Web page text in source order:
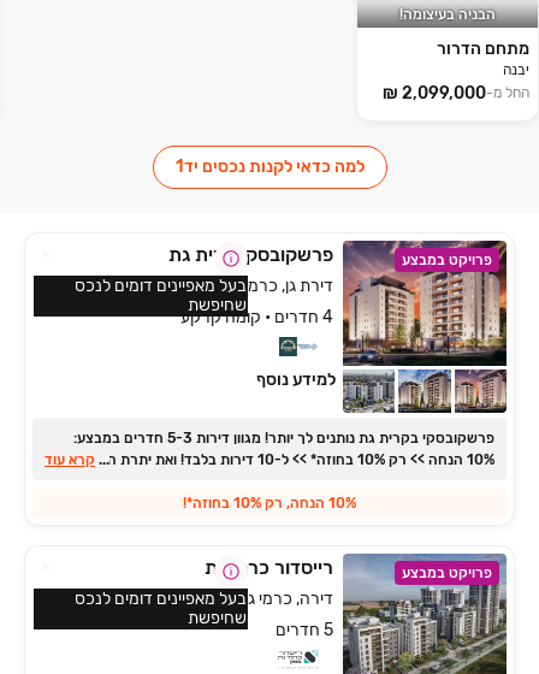
הבניה בעיצומה!
מתחם הדרור
יבנה
החל מ-
למה כדאי לקנות נכסים יד1
פרויקט במבצע פרשקובסקי קרית גת
דירת גן, כרמי גת, קרית גת
4 חדרים • קומה קרקע
למידע נוסף
פרשקובסקי בקרית גת נותנים לך יותר! מגוון דירות ‏3‏-‏5 חדרים במבצע:
‏10% הנחה >> רק ‏10% בחוזה* >> ל‏-‏10 דירות בלבד! ואת יתרת התשלום רק
... קרא עוד
10% הנחה, רק 10% בחוזה*!
בעל מאפיינים דומים לנכס
שחיפשת
פרויקט במבצע רייסדור כרמי גת
דירה, כרמי גת, קרית גת
5 חדרים
בעל מאפיינים דומים לנכס
שחיפשת